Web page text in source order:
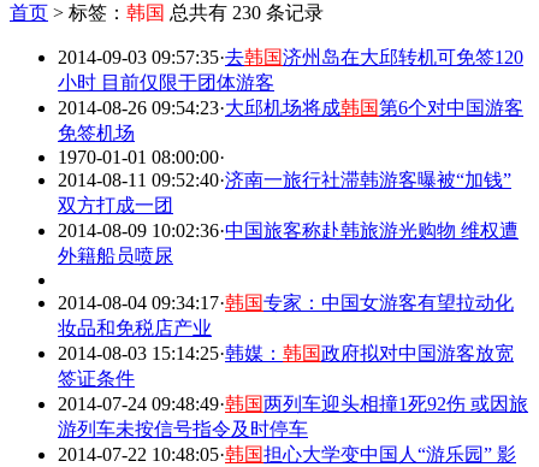
首页 > 标签： 韩国 总共有 230 条记录
2014-09-03 09:57:35·去韩国济州岛在大邱转机可免签120
小时 目前仅限于团体游客
2014-08-26 09:54:23·大邱机场将成韩国第6个对中国游客
免签机场
1970-01-01 08:00:00·
2014-08-11 09:52:40·济南一旅行社滞韩游客曝被“加钱”
双方打成一团
2014-08-09 10:02:36·中国旅客称赴韩旅游光购物 维权遭
外籍船员喷尿
2014-08-04 09:34:17·韩国专家：中国女游客有望拉动化
妆品和免税店产业
2014-08-03 15:14:25·韩媒： 韩国政府拟对中国游客放宽
签证条件
2014-07-24 09:48:49·韩国两列车迎头相撞1死92伤 或因旅
游列车未按信号指令及时停车
2014-07-22 10:48:05·韩国担心大学变中国人“游乐园” 影